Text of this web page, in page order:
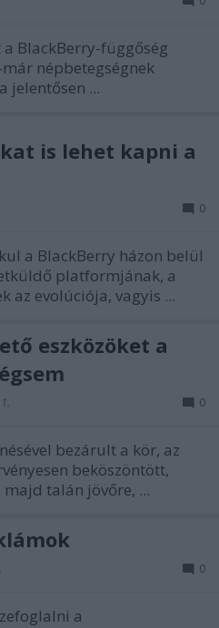
BlackBerry-függőség
népbetegségnek
jelentősen ...
is lehet kapni a
0
a BlackBerry házon belül
platformjának, a
az evolúciója, vagyis ...
eszközöket a
0
bezárult a kör, az
beköszöntött,
talán jövőre, ...
0
a